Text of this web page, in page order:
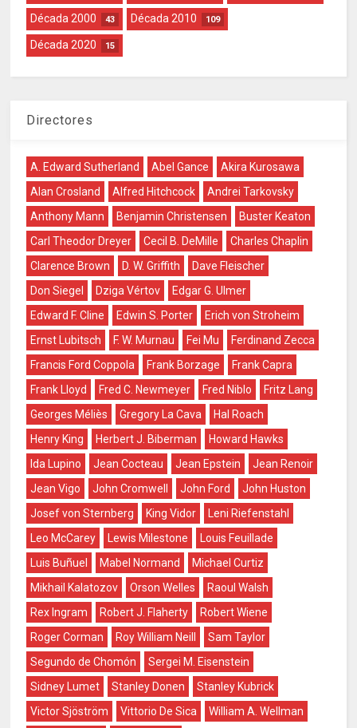
Década 2000 43 Década 2010 109
Década 2020 15
Directores
A. Edward Sutherland Abel Gance
Akira Kurosawa
Alan Crosland
Alfred Hitchcock
Andrei Tarkovsky
Anthony Mann
Benjamin Christensen
Buster Keaton
Carl Theodor Dreyer
Cecil B. DeMille
Charles Chaplin
Clarence Brown
D. W. Griffith
Dave Fleischer
Don Siegel
Dziga Vértov
Edgar G. Ulmer
Edward F. Cline
Edwin S. Porter
Erich von Stroheim
Ernst Lubitsch
F. W. Murnau Fei Mu
Ferdinand Zecca
Francis Ford Coppola
Frank Borzage
Frank Capra
Frank Lloyd
Fred C. Newmeyer Fred Niblo
Fritz Lang
Georges Méliès
Gregory La Cava
Hal Roach
Henry King
Herbert J. Biberman
Howard Hawks
Ida Lupino
Jean Cocteau Jean Epstein
Jean Renoir
Jean Vigo
John Cromwell John Ford
John Huston
Josef von Sternberg
King Vidor
Leni Riefenstahl
Leo McCarey
Lewis Milestone
Louis Feuillade
Luis Buñuel
Mabel Normand
Michael Curtiz
Mikhail Kalatozov
Orson Welles
Raoul Walsh
Rex Ingram
Robert J. Flaherty
Robert Wiene
Roger Corman
Roy William Neill
Sam Taylor
Segundo de Chomón
Sergei M. Eisenstein
Sidney Lumet
Stanley Donen
Stanley Kubrick
Victor Sjöström
Vittorio De Sica
William A. Wellman